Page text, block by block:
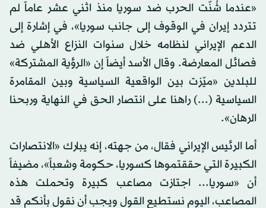
«عندما شُنّت الحرب ضد سوريا منذ اثني عشر عاماً لم
تتردد إيران في الوقوف إلى جانب سوريا»، في إشارة إلى
الدعم الإيراني لنظامه خلال سنوات النزاع الأهلي ضد
فصائل المعارضة. وقال الأسد أيضاً إن «الرؤية المشتركة»
للبلدين «ميّزت بين الواقعية السياسية وبين المقامرة
السياسية (...) راهنا على انتصار الحق في النهاية وربحنا
الرهان».
أما الرئيس الإيراني فقال، من جهته، إنه يبارك «الانتصارات
الكبيرة التي حققتموها كسوريا، حكومة وشعباً»، مضيفاً
أن «سوريا... اجتازت مصاعب كبيرة وتحملت هذه
المصاعب، اليوم نستطيع القول ويجب أن نقول بأنكم قد